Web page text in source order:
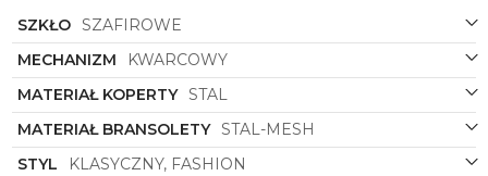
Materiał koperty, również ze stali, w kolorze złotym,
tworzy piękny kontrast, podkreślając elegancję i
luksus tego czasomierza. Kształt koperty, okrągły,
jest klasycznym wyborem, który nigdy nie wychodzi
z mody.
Kolor tarczy zegarka, grafitowy, doskonale
komponuje się z pozostałymi elementami, nadając
SZKŁO SZAFIROWE
MECHANIZM
KWARCOWY
MATERIAŁ KOPERTY STAL
MATERIAŁ BRANSOLETY STAL-MESH
STYL
KLASYCZNY, FASHION